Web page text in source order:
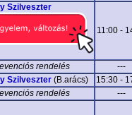
Szilveszter
11:00 -
rendelés
---
Szilveszter (B.arács)
15:30 -
rendelés
---